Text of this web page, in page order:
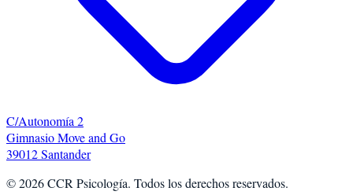
C/Autonomía 2
Gimnasio Move and Go
39012 Santander
©2026CCR Psicología. Todos los derechos reservados.